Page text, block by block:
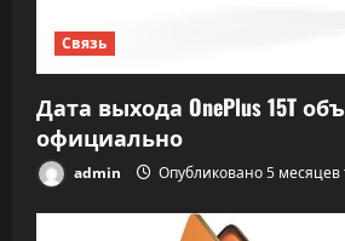
Связь
Дата выхода OnePlus 15T
официально
admin Опубликовано 5 месяцев